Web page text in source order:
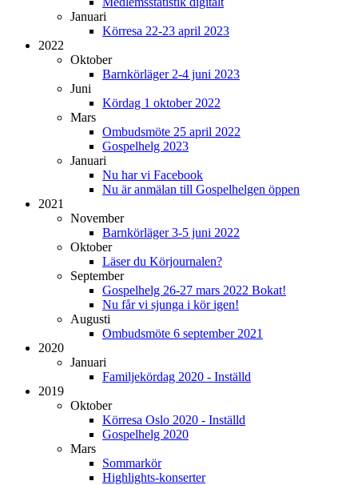
Januari
Körresa 22-23 april 2023
2022
Oktober
Barnkörläger 2-4 juni 2023
Juni
Kördag 1 oktober 2022
Mars
Ombudsmöte 25 april 2022
Gospelhelg 2023
Januari
Nu har vi Facebook
Nu är anmälan till Gospelhelgen öppen
2021
November
Barnkörläger 3-5 juni 2022
Oktober
Läser du Körjournalen?
September
Gospelhelg 26-27 mars 2022 Bokat!
Nu får vi sjunga i kör igen!
Augusti
Ombudsmöte 6 september 2021
2020
Januari
Familjekördag 2020 - Inställd
2019
Oktober
Körresa Oslo 2020 - Inställd
Gospelhelg 2020
Mars
Sommarkör
Highlights-konserter